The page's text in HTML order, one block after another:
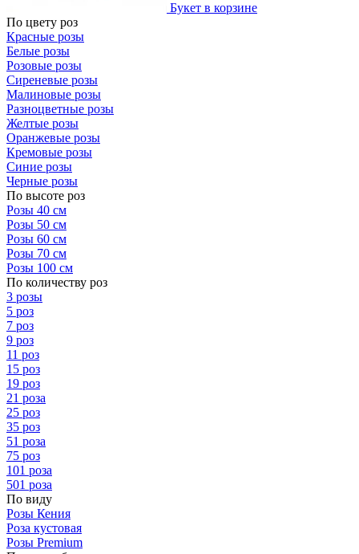
Букет в корзине
По цвету роз
Красные розы
Белые розы
Розовые розы
Сиреневые розы
Малиновые розы
Разноцветные розы
Желтые розы
Оранжевые розы
Кремовые розы
Синие розы
Черные розы
По высоте роз
Розы 40 см
Розы 50 см
Розы 60 см
Розы 70 см
Розы 100 см
По количеству роз
3 розы
5 роз
7 роз
9 роз
11 роз
15 роз
19 роз
21 роза
25 роз
35 роз
51 роза
75 роз
101 роза
501 роза
По виду
Розы Кения
Роза кустовая
Розы Premium